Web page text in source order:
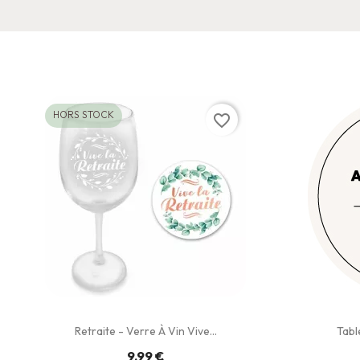
Retraite - Verre À Vin Vive...
9,99 €
HORS STOCK favorite_border